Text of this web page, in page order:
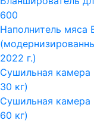
600
Наполнитель мяса
2022 г.)
Сушильная камера
30 кг)
Сушильная камера
60 кг)